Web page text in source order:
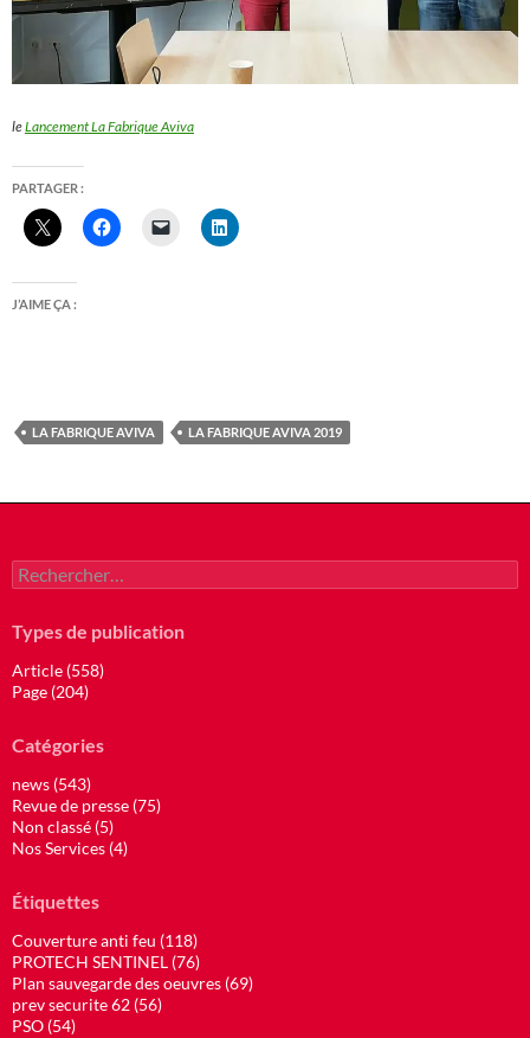
leLancement La Fabrique Aviva
PARTAGER :
J’AIME ÇA :
LA FABRIQUE AVIVA LA FABRIQUE AVIVA 2019
Rechercher :
Types de publication
Article (558)
Page (204)
Catégories
news (543)
Revue de presse (75)
Non classé (5)
Nos Services (4)
Étiquettes
Couverture anti feu (118)
PROTECH SENTINEL (76)
Plan sauvegarde des oeuvres (69)
prev securite 62 (56)
PSO (54)